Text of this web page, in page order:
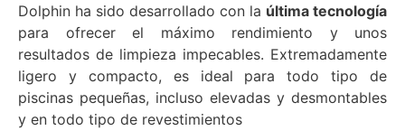
Dolphin ha sido desarrollado con la última tecnología
para ofrecer el máximo rendimiento y unos
resultados de limpieza impecables. Extremadamente
ligero y compacto, es ideal para todo tipo de
piscinas pequeñas, incluso elevadas y desmontables
y en todo tipo de revestimientos